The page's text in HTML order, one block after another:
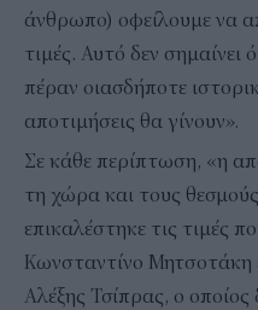
άνθρωπο) οφείλουμε να
τιμές. Αυτό δεν σημαίνει
πέραν οιασδήποτε
αποτιμήσεις θα γίνουν».
Σε κάθε περίπτωση, «η
τη χώρα και τους
επικαλέστηκε τις τιμές
Κωνσταντίνο Μητσοτάκη
Αλέξης Τσίπρας, ο οποίος